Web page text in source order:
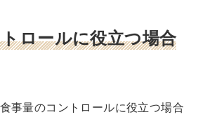
ロールに役立つ場合
事量のコントロールに役立つ場合